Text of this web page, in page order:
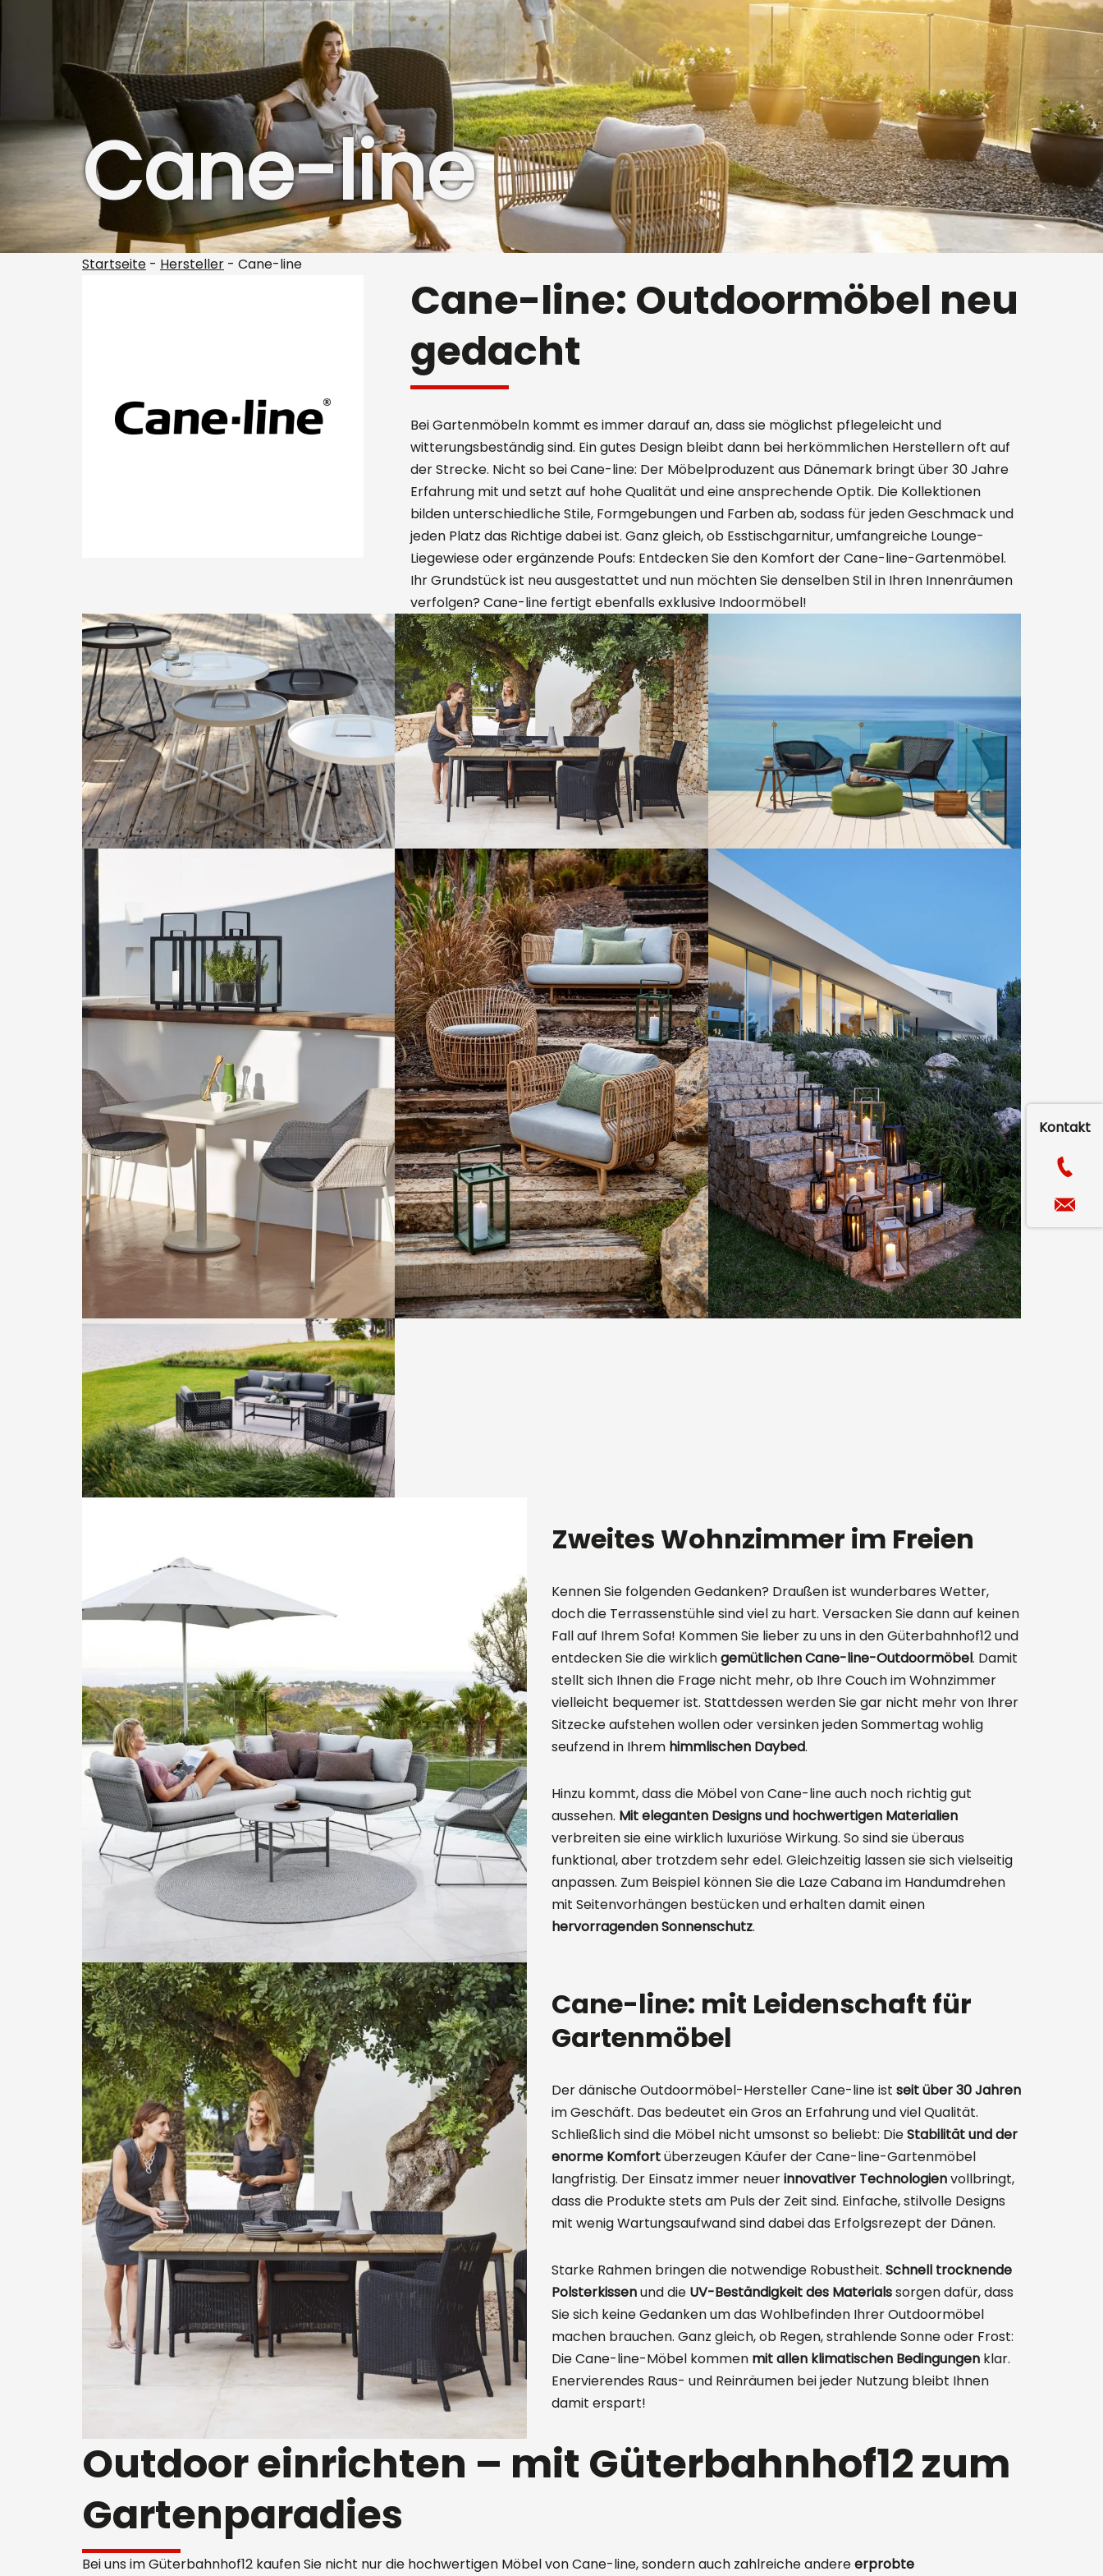
Cane-line
Startseite - Hersteller - Cane-line
Cane-line: Outdoormöbel neu
gedacht
Bei Gartenmöbeln kommt es immer darauf an, dass sie möglichst pflegeleicht und
witterungsbeständig sind. Ein gutes Design bleibt dann bei herkömmlichen Herstellern oft auf
der Strecke. Nicht so bei Cane-line: Der Möbelproduzent aus Dänemark bringt über 30 Jahre
Erfahrung mit und setzt auf hohe Qualität und eine ansprechende Optik. Die Kollektionen
bilden unterschiedliche Stile, Formgebungen und Farben ab, sodass für jeden Geschmack und
jeden Platz das Richtige dabei ist. Ganz gleich, ob Esstischgarnitur, umfangreiche Lounge-
Liegewiese oder ergänzende Poufs: Entdecken Sie den Komfort der Cane-line-Gartenmöbel.
Ihr Grundstück ist neu ausgestattet und nun möchten Sie denselben Stil in Ihren Innenräumen
verfolgen? Cane-line fertigt ebenfalls exklusive Indoormöbel!
Zweites Wohnzimmer im Freien
Kennen Sie folgenden Gedanken? Draußen ist wunderbares Wetter,
doch die Terrassenstühle sind viel zu hart. Versacken Sie dann auf keinen
Fall auf Ihrem Sofa! Kommen Sie lieber zu uns in den Güterbahnhof12 und
entdecken Sie die wirklichgemütlichen Cane-line-Outdoormöbel. Damit
stellt sich Ihnen die Frage nicht mehr, ob Ihre Couch im Wohnzimmer
vielleicht bequemer ist. Stattdessen werden Sie gar nicht mehr von Ihrer
Sitzecke aufstehen wollen oder versinken jeden Sommertag wohlig
seufzend in Ihrem himmlischen Daybed.
Hinzu kommt, dass die Möbel von Cane-line auch noch richtig gut
aussehen. Mit eleganten Designs und hochwertigen Materialien
verbreiten sie eine wirklich luxuriöse Wirkung. So sind sie überaus
funktional, aber trotzdem sehr edel. Gleichzeitig lassen sie sich vielseitig
anpassen. Zum Beispiel können Sie die Laze Cabana im Handumdrehen
mit Seitenvorhängen bestücken und erhalten damit einen
hervorragenden Sonnenschutz.
Cane-line: mit Leidenschaft für
Gartenmöbel
Der dänische Outdoormöbel-Hersteller Cane-line ist seit über 30 Jahren
im Geschäft. Das bedeutet ein Gros an Erfahrung und viel Qualität.
Schließlich sind die Möbel nicht umsonst so beliebt: DieStabilität und der
enorme Komfortüberzeugen Käufer der Cane-line-Gartenmöbel
langfristig. Der Einsatz immer neuerinnovativer Technologienvollbringt,
dass die Produkte stets am Puls der Zeit sind. Einfache, stilvolle Designs
mit wenig Wartungsaufwand sind dabei das Erfolgsrezept der Dänen.
Starke Rahmen bringen die notwendige Robustheit. Schnell trocknende
Polsterkissenund die UV-Beständigkeit des Materialssorgen dafür, dass
Sie sich keine Gedanken um das Wohlbefinden Ihrer Outdoormöbel
machen brauchen. Ganz gleich, ob Regen, strahlende Sonne oder Frost:
Die Cane-line-Möbel kommen mit allen klimatischen Bedingungen klar.
Enervierendes Raus- und Reinräumen bei jeder Nutzung bleibt Ihnen
damit erspart!
Outdoor einrichten – mit Güterbahnhof12 zum
Gartenparadies
Bei uns im Güterbahnhof12 kaufen Sie nicht nur die hochwertigen Möbel von Cane-line, sondern auch zahlreiche andereerprobte
Kontakt